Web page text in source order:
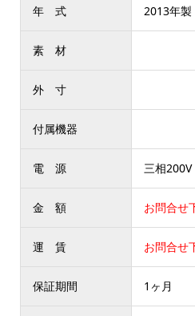
年 式 2013年製
素 材
外 寸
付属機器
電 源 三相
金 額 お問合せ
運 賃 お問合せ
保証期間 1ヶ月